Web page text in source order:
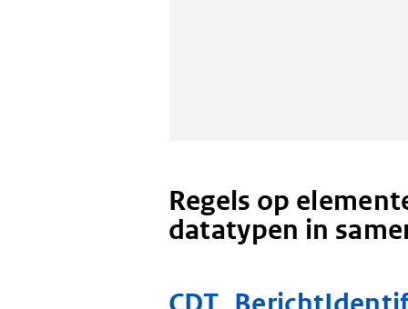
Regels op
datatypen in